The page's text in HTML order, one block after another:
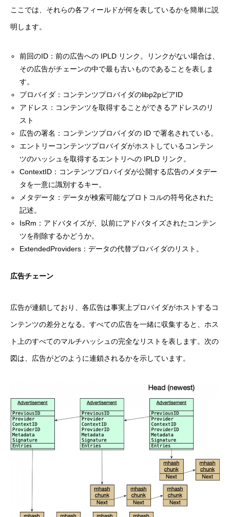
ここでは、それらの各フィールドが何を表しているかを簡単に説
明します。
前回のID：前の広告への IPLD リンク。リンクがない場合は、
その広告がチェーンの中で最も古いものであることを表しま
す。
プロバイダ：コンテンツプロバイダのlibp2pピアID
アドレス：コンテンツを取得することができるアドレスのリ
スト
広告の署名：コンテンツプロバイダの ID で署名されている。
エントリーコンテンツプロバイダがホストしているコンテン
ツのハッシュを取得するエントリへの IPLD リンク。
ContextID：コンテンツプロバイダが公開する広告のメタデー
タを一意に識別するキー。
メタデータ：データが検索可能なプロトコルの符号化された
記述。
IsRm：アドバタイズが、以前にアドバタイズされたコンテン
ツを削除するかどうか。
ExtendedProviders：データの代替プロバイダのリスト。
広告チェーン
広告が連鎖しており、各広告は事実上プロバイダがホストするコ
ンテンツの差分となる。すべての広告を一緒に収集すると、ホス
ト上のすべてのマルチハッシュの完全なリストを表します。次の
図は、広告がどのように連鎖されるかを示しています。